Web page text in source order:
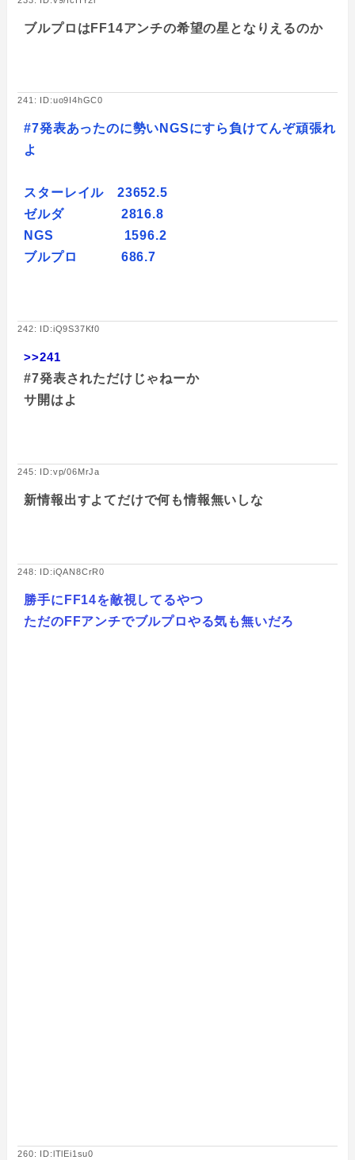
ブルプロはFF14アンチの希望の星となりえるのか
241: ID:uo9I4hGC0
#7発表あったのに勢いNGSにすら負けてんぞ頑張れ
よ
スターレイル 23652.5
ゼルダ 2816.8
NGS 1596.2
ブルプロ 686.7
242: ID:iQ9S37Kf0
>>241
#7発表されただけじゃねーか
サ開はよ
245: ID:vp/06MrJa
新情報出すよてだけで何も情報無いしな
248: ID:iQAN8CrR0
勝手にFF14を敵視してるやつ
ただのFFアンチでブルプロやる気も無いだろ
260: ID:lTlEi1su0